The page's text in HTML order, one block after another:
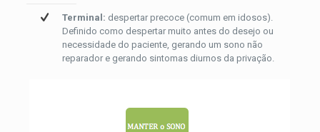
Terminal: despertar precoce (comum em idosos).
Definido como despertar muito antes do desejo ou
necessidade do paciente, gerando um sono não
reparador e gerando sintomas diurnos da privação.